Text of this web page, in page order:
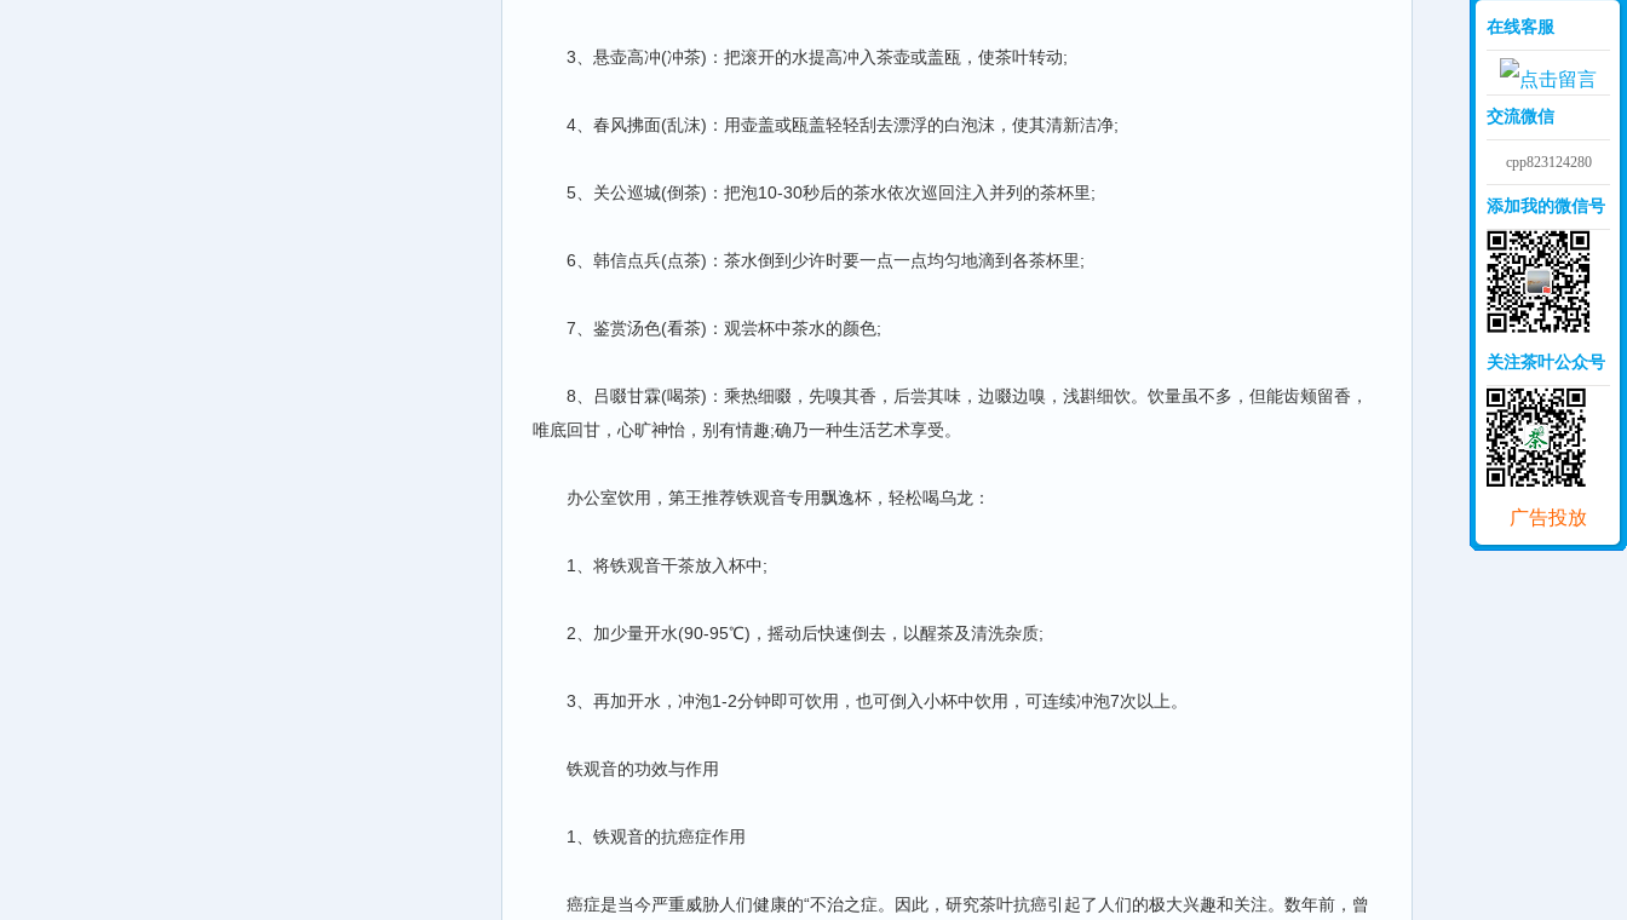
3、悬壶高冲(冲茶)：把滚开的水提高冲入茶壶或盖瓯，使茶叶转动;
4、春风拂面(乱沫)：用壶盖或瓯盖轻轻刮去漂浮的白泡沫，使其清新洁净;
5、关公巡城(倒茶)：把泡10-30秒后的茶水依次巡回注入并列的茶杯里;
6、韩信点兵(点茶)：茶水倒到少许时要一点一点均匀地滴到各茶杯里;
7、鉴赏汤色(看茶)：观尝杯中茶水的颜色;
8、吕啜甘霖(喝茶)：乘热细啜，先嗅其香，后尝其味，边啜边嗅，浅斟细饮。饮量虽不多，但能齿颊留香，
唯底回甘，心旷神怡，别有情趣;确乃一种生活艺术享受。
办公室饮用，第王推荐铁观音专用飘逸杯，轻松喝乌龙：
1、将铁观音干茶放入杯中;
2、加少量开水(90-95℃)，摇动后快速倒去，以醒茶及清洗杂质;
3、再加开水，冲泡1-2分钟即可饮用，也可倒入小杯中饮用，可连续冲泡7次以上。
铁观音的功效与作用
1、铁观音的抗癌症作用
癌症是当今严重威胁人们健康的“不治之症。因此，研究茶叶抗癌引起了人们的极大兴趣和关注。数年前，曾
在线客服
交流微信
cpp823124280
添加我的微信号
关注茶叶公众号
广告投放